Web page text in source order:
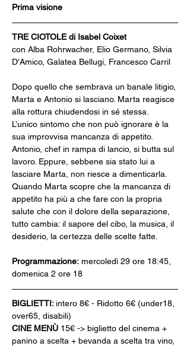
Prima visione
TRE CIOTOLE di Isabel Coixet
con Alba Rohrwacher, Elio Germano, Silvia
D'Amico, Galatea Bellugi, Francesco Carril
Dopo quello che sembrava un banale litigio,
Marta e Antonio si lasciano. Marta reagisce
alla rottura chiudendosi in sé stessa.
L’unico sintomo che non può ignorare è la
sua improvvisa mancanza di appetito.
Antonio, chef in rampa di lancio, si butta sul
lavoro. Eppure, sebbene sia stato lui a
lasciare Marta, non riesce a dimenticarla.
Quando Marta scopre che la mancanza di
appetito ha più a che fare con la propria
salute che con il dolore della separazione,
tutto cambia: il sapore del cibo, la musica, il
desiderio, la certezza delle scelte fatte.
Programmazione: mercoledì 29 ore 18:45,
domenica 2 ore 18
BIGLIETTI: intero 8€ - Ridotto 6€ (under18,
over65, disabili)
CINE MENÙ 15€ -> biglietto del cinema +
panino a scelta + bevanda a scelta tra vino,